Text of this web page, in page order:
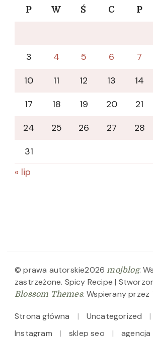
P W Ś C P
3
4 5 6 7
10
11 12 13 14
17
18 19 20 21
24
25 26 27 28
31
« lip
© prawa autorskie2026mojblog.
zastrzeżone. Spicy Recipe |
Blossom Themes. Wspierany przez
Strona główna
Uncategorized
Instagram
sklep seo agencja